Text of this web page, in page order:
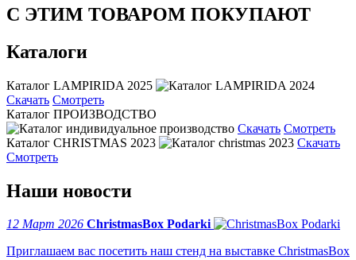
С ЭТИМ ТОВАРОМ ПОКУПАЮТ
Каталоги
Каталог LAMPIRIDA 2025
Скачать Смотреть
Каталог ПРОИЗВОДСТВО
Скачать Смотреть
Каталог CHRISTMAS 2023
Скачать
Смотреть
Наши новости
12 Март 2026 ChristmasBox Podarki
Приглашаем вас посетить наш стенд на выставке ChristmasBox